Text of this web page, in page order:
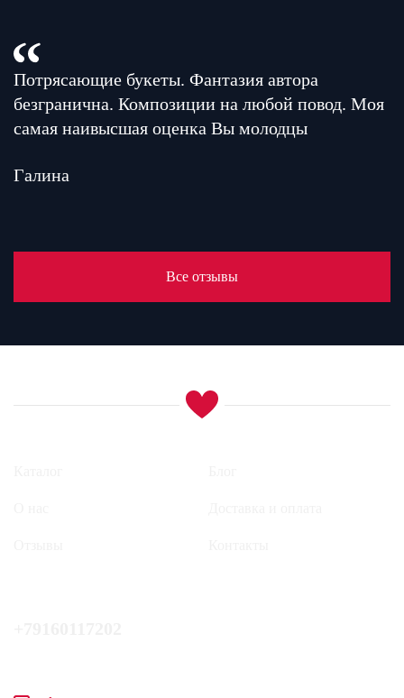
Потрясающие букеты. Фантазия автора
безгранична. Композиции на любой повод. Моя
самая наивысшая оценка Вы молодцы
Галина
Все отзывы